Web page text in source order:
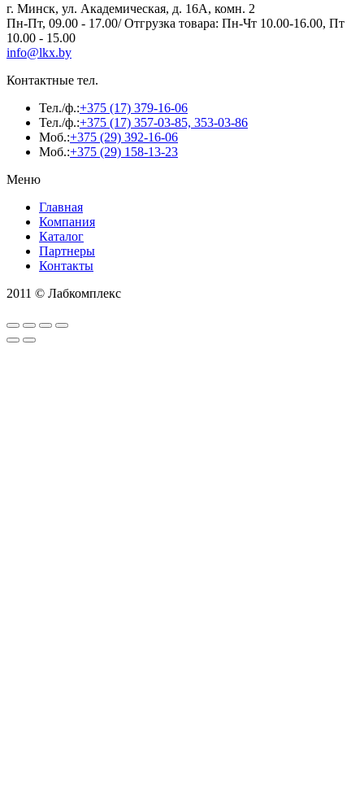
г. Минск, ул. Академическая, д. 16А, комн. 2
Пн-Пт, 09.00 - 17.00/ Отгрузка товара: Пн-Чт 10.00-16.00, Пт
10.00 - 15.00
info@lkx.by
Контактные тел.
Тел./ф.:+375 (17) 379-16-06
Тел./ф.:+375 (17) 357-03-85, 353-03-86
Моб.:+375 (29) 392-16-06
Моб.:+375 (29) 158-13-23
Меню
Главная
Компания
Каталог
Партнеры
Контакты
2011 © Лабкомплекс